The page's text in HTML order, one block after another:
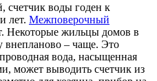
счетчик воды годен к
лет. Межповерочный
Некоторые жильцы домов в
внепланово – чаще. Это
вода, насыщенная
может выводить счетчик из